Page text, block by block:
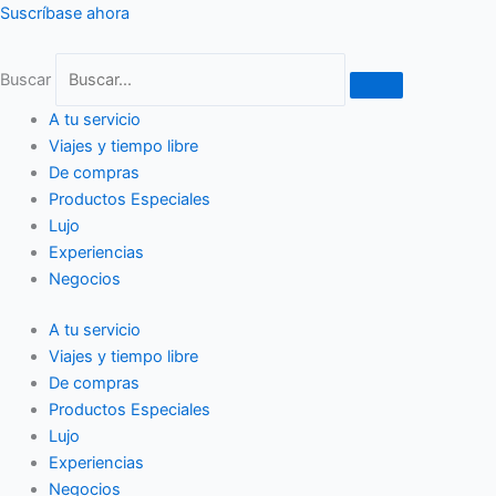
Ir
Suscríbase ahora
Buscar
A tu servicio
Viajes y tiempo libre
De compras
Productos Especiales
Lujo
Experiencias
Negocios
A tu servicio
Viajes y tiempo libre
De compras
Productos Especiales
Lujo
Experiencias
Negocios